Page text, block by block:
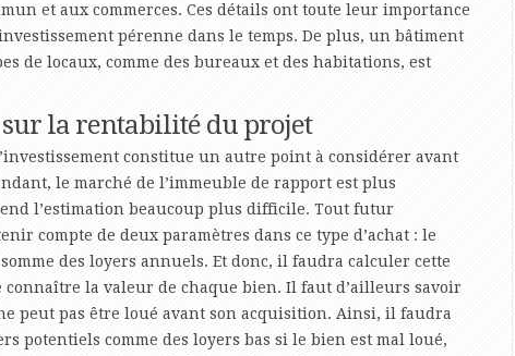
et aux commerces. Ces détails ont toute leur importance
pérenne dans le temps. De plus, un bâtiment
de locaux, comme des bureaux et des habitations, est
sur la rentabilité du projet
constitue un autre point à considérer avant
le marché de l’immeuble de rapport est plus
l’estimation beaucoup plus difficile. Tout futur
compte de deux paramètres dans ce type d’achat : le
des loyers annuels. Et donc, il faudra calculer cette
la valeur de chaque bien. Il faut d’ailleurs savoir
peut pas être loué avant son acquisition. Ainsi, il faudra
potentiels comme des loyers bas si le bien est mal loué,